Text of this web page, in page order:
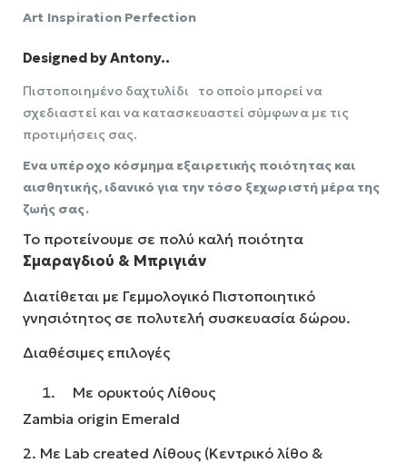
Αrt Inspiration Perfection
Designed by Antony..
Πιστοποιημένο δαχτυλίδι το οποίο μπορεί να
σχεδιαστεί και να κατασκευαστεί σύμφωνα με τις
προτιμήσεις σας.
Ενα υπέροχο κόσμημα εξαιρετικής ποιότητας και
αισθητικής, ιδανικό για την τόσο ξεχωριστή μέρα της
ζωής σας.
Το προτείνουμε σε πολύ καλή ποιότητα
Σμαραγδιού & Μπριγιάν
Διατίθεται με Γεμμολογικό Πιστοποιητικό
γνησιότητος σε πολυτελή συσκευασία δώρου.
Διαθέσιμες επιλογές
Με ορυκτούς Λίθους
Zambia origin Emerald
2. Με Lab created Λίθους (Κεντρικό λίθο &